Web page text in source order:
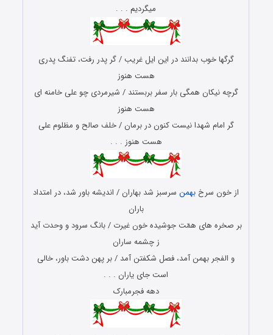
میگردیم . . .
گرگها خوب بدانند در این ایل غریب / گر پدر رفت، تفنگ پدری
هست هنوز
گرچه نیکان همگی بار سفر بربستند / شیرمردی چو علی خامنه ای
هست هنوز
گر امام شهدا نیست کنون در برمان / خلف صالح و مظلوم علی
هست هنوز . . .
از خون سرخ بهمن سرسبز شد بهاران / اندیشه باور شد، در امتداد
باران
بر صخره ‏های همّت جوشیده خون غیرت / بانگ سرود و وحدت آید
ز چشمه ساران
و الفجر بهمن آمد، فصل شکفتن آمد / بر پهن دشت باور، خالی
است جای یاران . . .
دهه فجرمبارک